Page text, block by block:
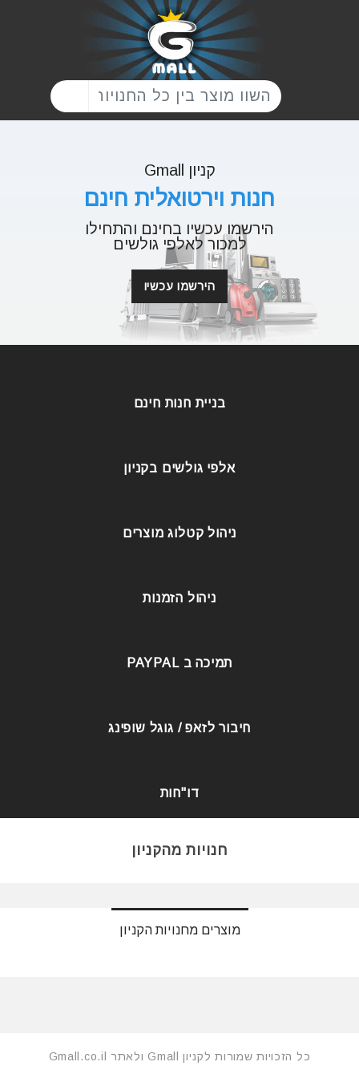
קניון Gmall
חנות וירטואלית חינם
הירשמו עכשיו בחינם והתחילו
למכור לאלפי גולשים
הירשמו עכשיו
בניית חנות חינם
אלפי גולשים בקניון
ניהול קטלוג מוצרים
ניהול הזמנות
תמיכה ב PAYPAL
חיבור לזאפ / גוגל שופינג
דו"חות
חנויות מהקניון
מוצרים מחנויות הקניון
כל הזכויות שמורות לקניון Gmall ולאתר Gmall.co.il